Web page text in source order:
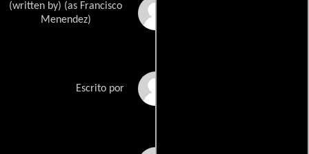
(written by) (as Francisco
Menendez)
Escrito por